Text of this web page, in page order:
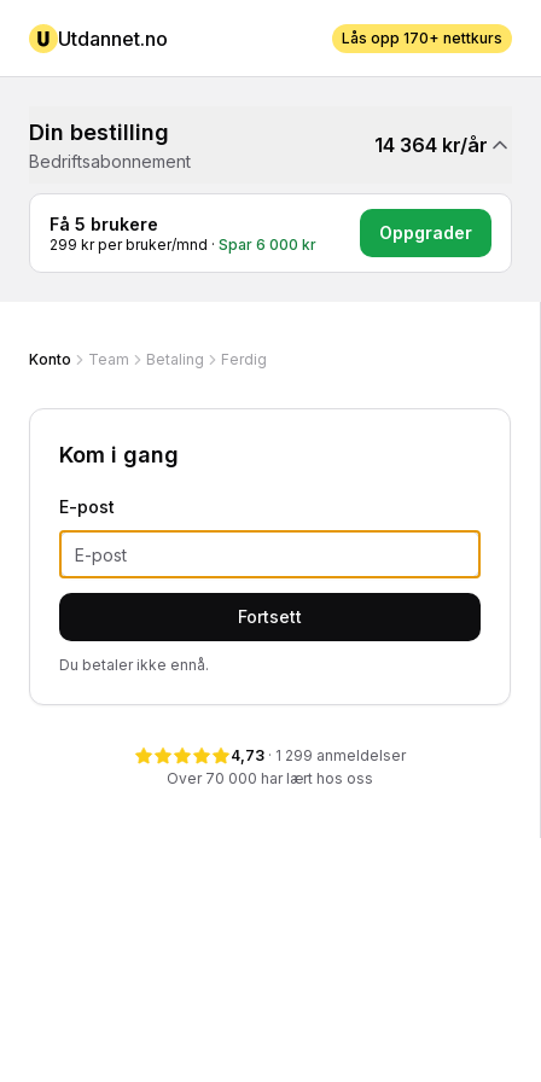
Utdannet.no Lås opp 170+ nettkurs
Kassen
Konto Team Betaling Ferdig
Kom i gang
E-post
Fortsett
Du betaler ikke ennå.
4,73 · 1 299 anmeldelser
Over 70 000 har lært hos oss
Din bestilling
Bedriftsabonnement
14 364 kr/år
Få 5 brukere
299 kr per bruker/mnd · Spar 6 000 kr
Oppgrader